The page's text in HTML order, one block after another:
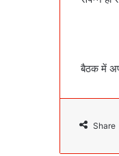
बैठक में
Share